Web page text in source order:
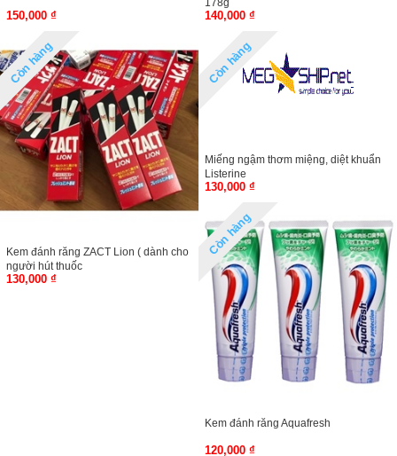
150,000 ₫
178g
140,000 ₫
Còn hàng
Kem đánh răng ZACT Lion ( dành cho
người hút thuốc
130,000 ₫
Còn hàng
Miếng ngậm thơm miệng, diệt khuẩn
Listerine
130,000 ₫
Còn hàng
Kem đánh răng Aquafresh
120,000 ₫